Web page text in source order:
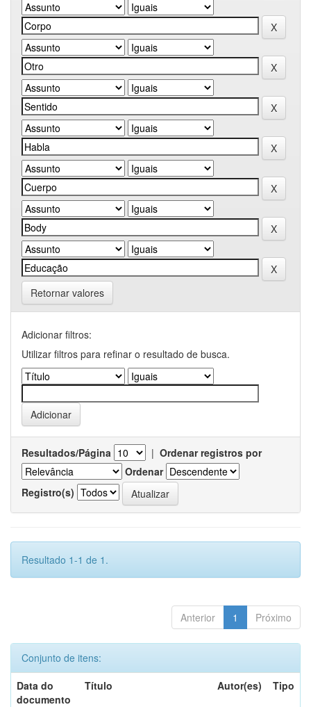
Retornar valores
Adicionar filtros:
Utilizar filtros para refinar o resultado de busca.
Resultados/Página | Ordenar registros por
Ordenar
Registro(s)
Resultado 1-1 de 1.
Anterior 1 Próximo
Conjunto de itens:
Data do
documento
Título Autor(es) Tipo